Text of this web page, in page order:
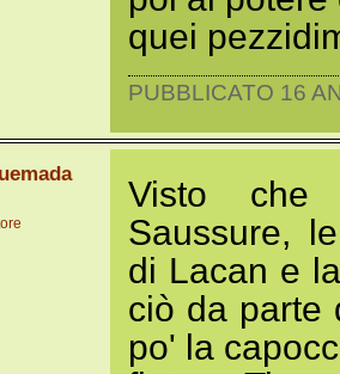
quei
PUBBLICATO 16
Visto che
Saussure,
di Lacan e
ciò da parte
po' la